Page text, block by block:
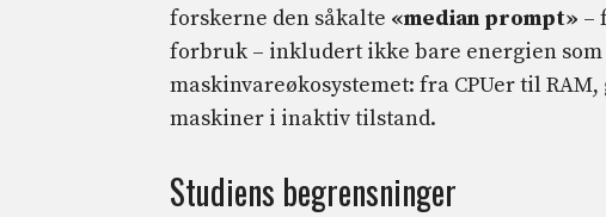
forskerne den såkalte «median prompt» –
forbruk – inkludert ikke bare energien
maskinvareøkosystemet: fra CPUer til
maskiner i inaktiv tilstand.
Studiens begrensninger